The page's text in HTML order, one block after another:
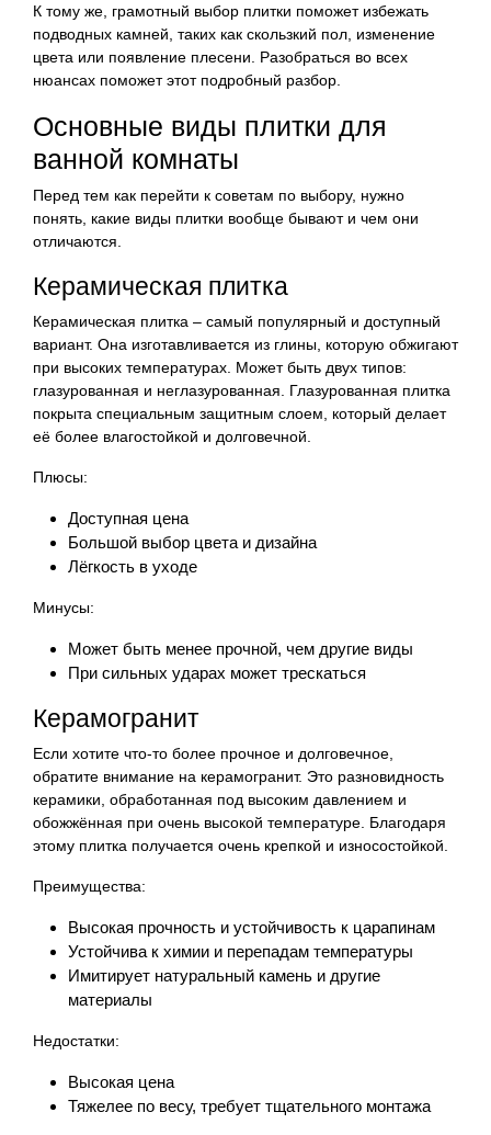
К тому же, грамотный выбор плитки поможет избежать
подводных камней, таких как скользкий пол, изменение
цвета или появление плесени. Разобраться во всех
нюансах поможет этот подробный разбор.
Основные виды плитки для
ванной комнаты
Перед тем как перейти к советам по выбору, нужно
понять, какие виды плитки вообще бывают и чем они
отличаются.
Керамическая плитка
Керамическая плитка – самый популярный и доступный
вариант. Она изготавливается из глины, которую обжигают
при высоких температурах. Может быть двух типов:
глазурованная и неглазурованная. Глазурованная плитка
покрыта специальным защитным слоем, который делает
её более влагостойкой и долговечной.
Плюсы:
Доступная цена
Большой выбор цвета и дизайна
Лёгкость в уходе
Минусы:
Может быть менее прочной, чем другие виды
При сильных ударах может трескаться
Керамогранит
Если хотите что-то более прочное и долговечное,
обратите внимание на керамогранит. Это разновидность
керамики, обработанная под высоким давлением и
обожжённая при очень высокой температуре. Благодаря
этому плитка получается очень крепкой и износостойкой.
Преимущества:
Высокая прочность и устойчивость к царапинам
Устойчива к химии и перепадам температуры
Имитирует натуральный камень и другие
материалы
Недостатки:
Высокая цена
Тяжелее по весу, требует тщательного монтажа